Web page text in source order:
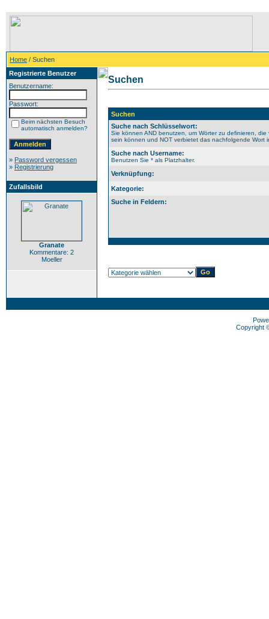
Home / Suchen
Registrierte Benutzer
Benutzername:
Passwort:
Beim nächsten Besuch
automatisch anmelden?
» Password vergessen
» Registrierung
Zufallsbild
Granate
Kommentare: 2
Moeller
Suchen
Suchen
Suche nach Schlüsselwort:
Sie können AND benutzen, um Wörter zu definieren,
sein können und NOT verbietet das nachfolgende Wort
Suche nach Username:
Benutzen Sie * als Platzhalter.
Verknüpfung:
Kategorie:
Suche in Feldern:
Copyright